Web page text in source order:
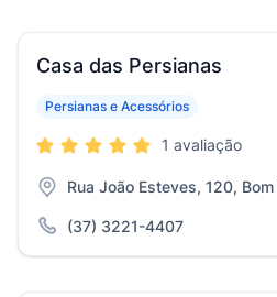
Casa das Persianas
Persianas e Acessórios
1 avaliação
Rua João Esteves, 120,
(37) 3221-4407